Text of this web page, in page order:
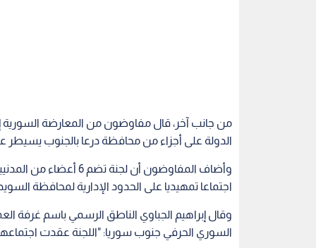
من جانب آخر، قال مفاوضون من المعارضة السورية
الدولة على أجزاء من محافظة درعا بالجنوب يسيطر
وأضاف المفاوضون أن
اجتماعا تمهيديا على الحدود الإدارية لمحافظة
وقال إبراهيم الجباوي الناطق الرسمي باسم غرفة
السوري الحرفي جنوب سوريا: "اللجنة عقدت